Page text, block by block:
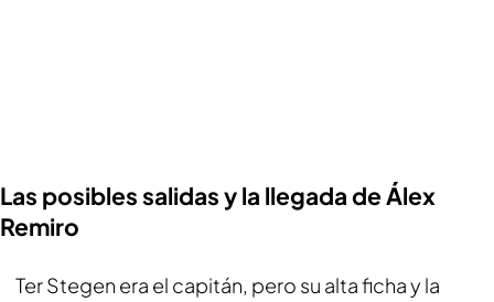
Las posibles salidas y la llegada de Álex
Remiro
Ter Stegen era el capitán, pero su alta ficha y la